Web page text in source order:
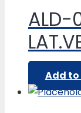
ALD-
Add